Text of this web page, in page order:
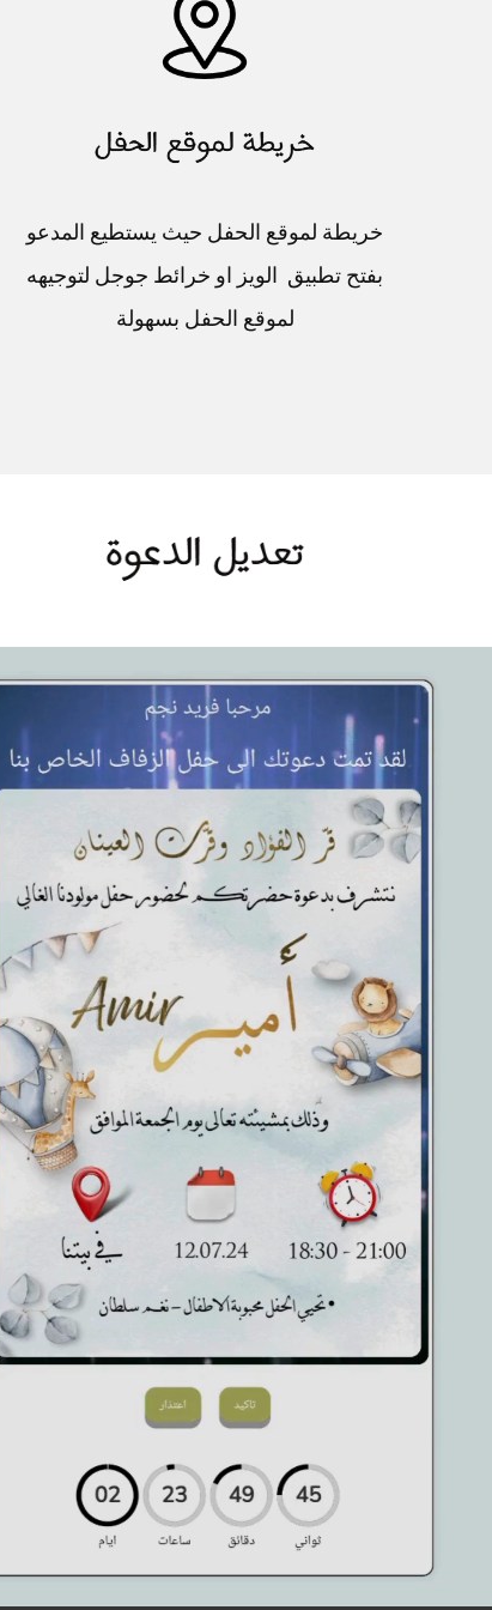
خريطة لموقع الحفل حيث يستطيع المدعو
بفتح تطبيق الويز او خرائط جوجل لتوجيهه
لموقع الحفل​ بسهولة